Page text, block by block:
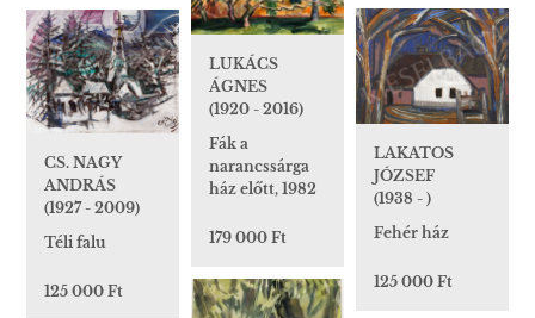
LUKÁCS
ÁGNES
(1920 - 2016)
Fák a
narancssárga
ház előtt, 1982
179 000 Ft
LAKATOS
JÓZSEF
(1938 - )
Fehér ház
125 000 Ft
CS. NAGY
ANDRÁS
(1927 - 2009)
Téli falu
125 000 Ft